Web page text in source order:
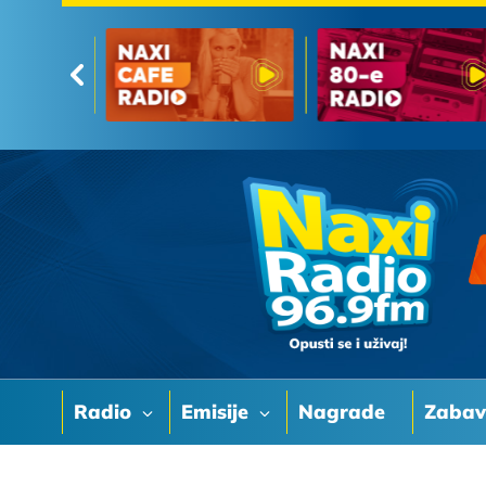
Radio Emisije Nagrade